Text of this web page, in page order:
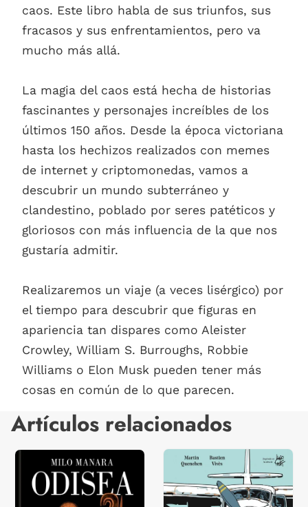
caos. Este libro habla de sus triunfos, sus
fracasos y sus enfrentamientos, pero va
mucho más allá.
La magia del caos está hecha de historias
fascinantes y personajes increíbles de los
últimos 150 años. Desde la época victoriana
hasta los hechizos realizados con memes
de internet y criptomonedas, vamos a
descubrir un mundo subterráneo y
clandestino, poblado por seres patéticos y
gloriosos con más influencia de la que nos
gustaría admitir.
Realizaremos un viaje (a veces lisérgico) por
el tiempo para descubrir que figuras en
apariencia tan dispares como Aleister
Crowley, William S. Burroughs, Robbie
Williams o Elon Musk pueden tener más
cosas en común de lo que parecen.
Artículos relacionados